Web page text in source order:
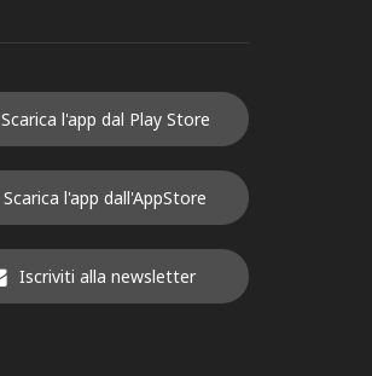
Scarica l'app dal Play Store
Scarica l'app dall'AppStore
Iscriviti alla newsletter